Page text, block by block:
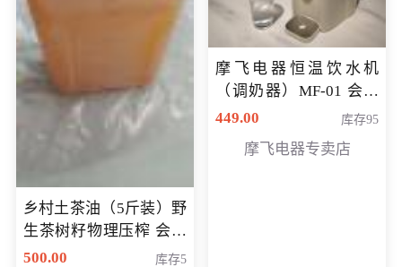
乡村土茶油（5斤装）野
生茶树籽物理压榨 会员
专享价400元
500.00 库存5
摩飞电器恒温饮水机
（调奶器）MF-01 会员
专享价366元
449.00 库存95
摩飞电器专卖店